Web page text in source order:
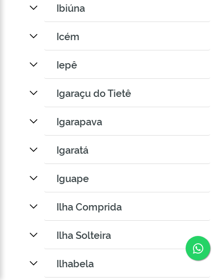
Ibiúna
Icém
Iepê
Igaraçu do Tietê
Igarapava
Igaratá
Iguape
Ilha Comprida
Ilha Solteira
Ilhabela